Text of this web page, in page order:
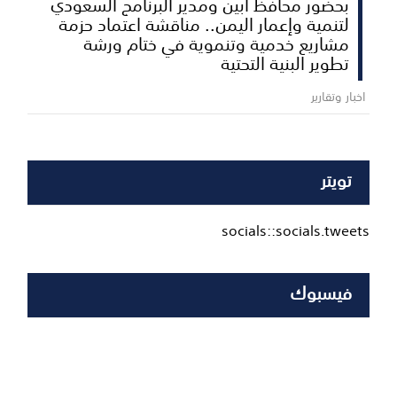
لتنمية وإعمار اليمن.. مناقشة اعتماد حزمة
مشاريع خدمية وتنموية في ختام ورشة
تطوير البنية التحتية
اخبار وتقارير
تويتر
socials::socials.tweets
فيسبوك